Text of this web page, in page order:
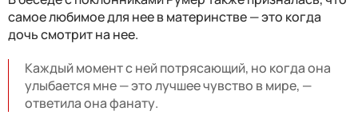
самое любимое для нее в материнстве — это когда
дочь смотрит на нее.
Каждый момент с ней потрясающий, но когда она
улыбается мне — это лучшее чувство в мире, —
ответила она фанату.